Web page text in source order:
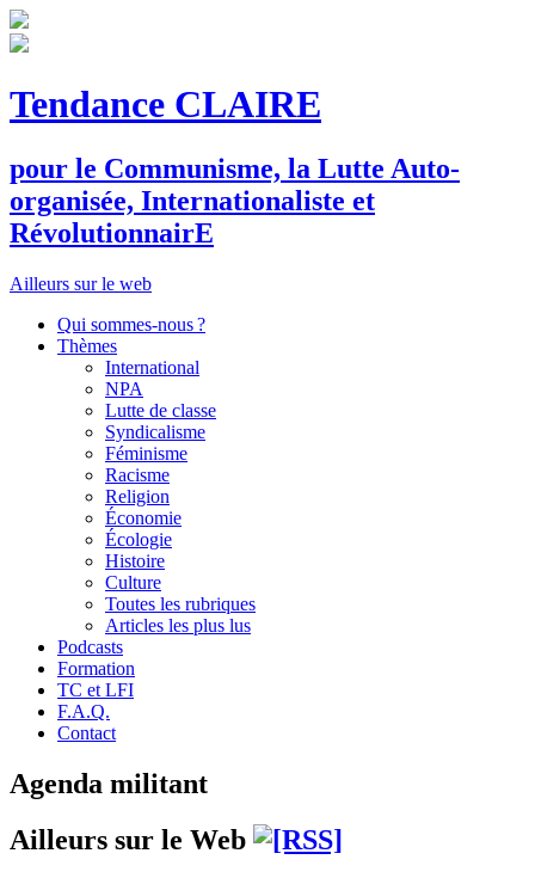
Tendance CLAIRE
pour le Communisme, la Lutte Auto-
organisée, Internationaliste et
RévolutionnairE
Ailleurs sur le web
Qui sommes-nous ?
Thèmes
International
NPA
Lutte de classe
Syndicalisme
Féminisme
Racisme
Religion
Économie
Écologie
Histoire
Culture
Toutes les rubriques
Articles les plus lus
Podcasts
Formation
TC et LFI
F.A.Q.
Contact
Agenda militant
Ailleurs sur le Web